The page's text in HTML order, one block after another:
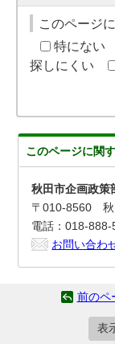
このページ
特にない
探しにくい
このページに関
秋田市企画政
〒010-8560 秋
電話：018-888-
お問い合わ
前のペ
表